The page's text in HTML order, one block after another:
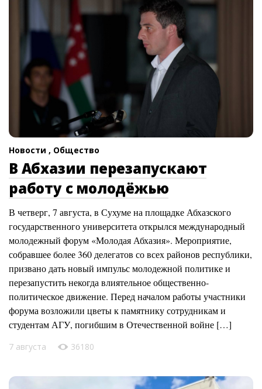
Новости , Общество
В Абхазии перезапускают
работу с молодёжью
В четверг, 7 августа, в Сухуме на площадке Абхазского
государственного университета открылся международный
молодежный форум «Молодая Абхазия». Мероприятие,
собравшее более 360 делегатов со всех районов республики,
призвано дать новый импульс молодежной политике и
перезапустить некогда влиятельное общественно-
политическое движение. Перед началом работы участники
форума возложили цветы к памятнику сотрудникам и
студентам АГУ, погибшим в Отечественной войне […]
7 августа 36180